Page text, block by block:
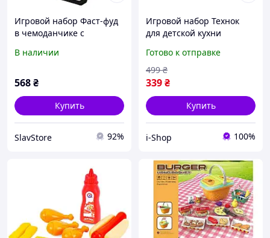
Игровой набор Фаст-фуд
в чемоданчике с
элементов
В наличии
568₴
Купить
SlavStore 92%
Игровой набор Технок
для детской кухни
игрушечные продукты
для ролевых игр
Готово к отправке
339₴
499 ₴
Купить
i-Shop 100%